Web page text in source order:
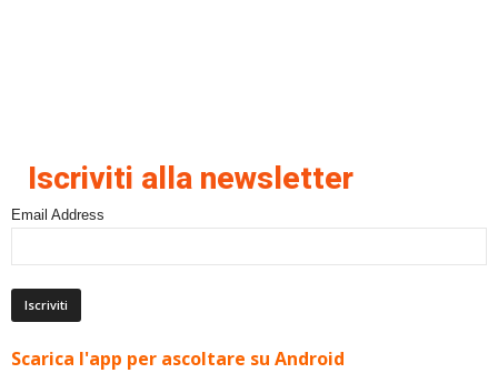
Iscriviti alla newsletter
Email Address
Scarica l'app per ascoltare su Android